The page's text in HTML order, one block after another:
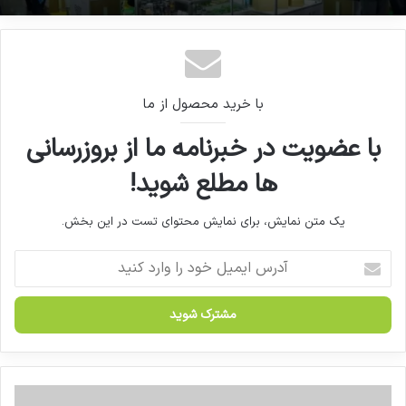
برپایی پاویون ایران در نمایشگاه اینترچارم مسکو
با خرید محصول از ما
با عضویت در خبرنامه ما از بروزرسانی
ها مطلع شوید!
یک متن نمایش، برای نمایش محتوای تست در این بخش.
ر
ا
ی
م